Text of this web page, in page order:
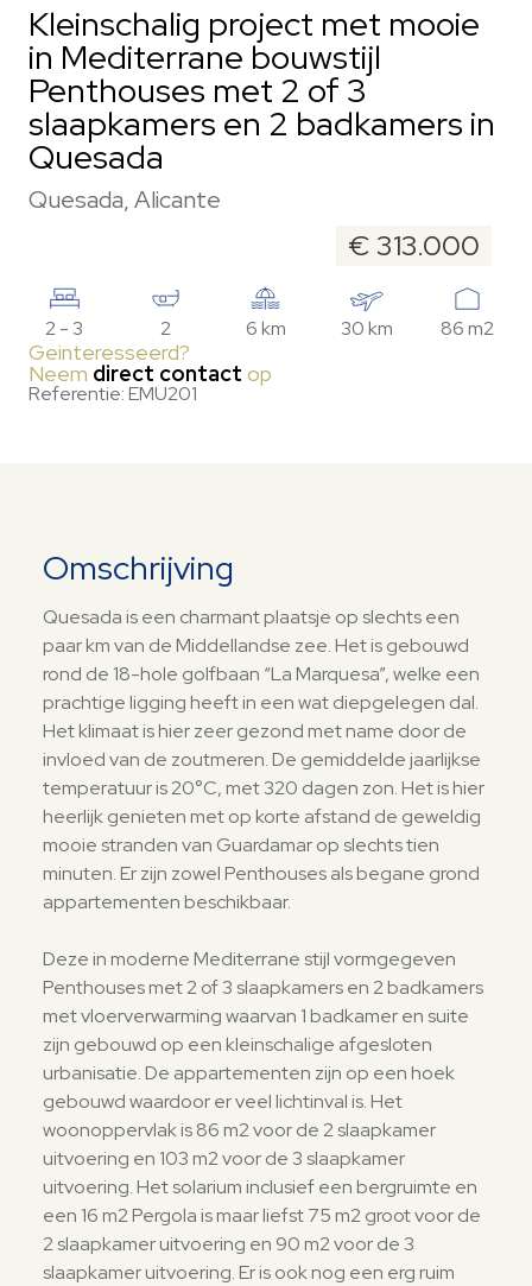
Kleinschalig project met mooie
in Mediterrane bouwstijl
Penthouses met 2 of 3
slaapkamers en 2 badkamers in
Quesada
Quesada, Alicante
€ 313.000
2 - 3 2 6 km 30 km 86 m2
Geinteresseerd?
Neem direct contact op
Referentie: EMU201
Omschrijving
Quesada is een charmant plaatsje op slechts een
paar km van de Middellandse zee. Het is gebouwd
rond de 18-hole golfbaan “La Marquesa”, welke een
prachtige ligging heeft in een wat diepgelegen dal.
Het klimaat is hier zeer gezond met name door de
invloed van de zoutmeren. De gemiddelde jaarlijkse
temperatuur is 20°C, met 320 dagen zon. Het is hier
heerlijk genieten met op korte afstand de geweldig
mooie stranden van Guardamar op slechts tien
minuten. Er zijn zowel Penthouses als begane grond
appartementen beschikbaar.
Deze in moderne Mediterrane stijl vormgegeven
Penthouses met 2 of 3 slaapkamers en 2 badkamers
met vloerverwarming waarvan 1 badkamer en suite
zijn gebouwd op een kleinschalige afgesloten
urbanisatie. De appartementen zijn op een hoek
gebouwd waardoor er veel lichtinval is. Het
woonoppervlak is 86 m2 voor de 2 slaapkamer
uitvoering en 103 m2 voor de 3 slaapkamer
uitvoering. Het solarium inclusief een bergruimte en
een 16 m2 Pergola is maar liefst 75 m2 groot voor de
2 slaapkamer uitvoering en 90 m2 voor de 3
slaapkamer uitvoering. Er is ook nog een erg ruim